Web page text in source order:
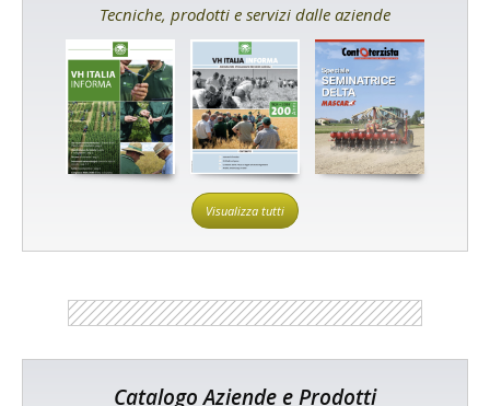
Tecniche, prodotti e servizi dalle aziende
Visualizza tutti
Catalogo Aziende e Prodotti